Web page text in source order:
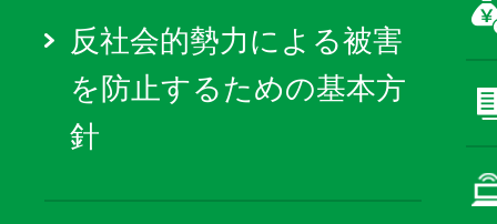
反社会的勢力による被害
を防止するための基本方
針